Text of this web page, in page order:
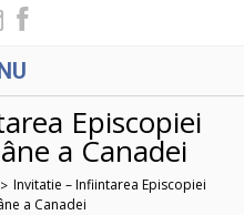
Episcopiei
a Canadei
> Invitatie – Infiintarea Episcopiei
a Canadei